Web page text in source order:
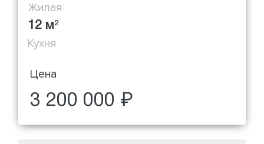
Жилая
12 м2
Кухня
Цена
3 200 000 ₽